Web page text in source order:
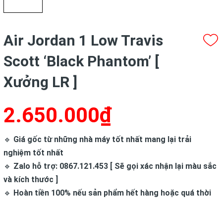
Air Jordan 1 Low Travis
Scott ‘Black Phantom’ [
Xưởng LR ]
2.650.000₫
🔹 Giá gốc từ những nhà máy tốt nhất mang lại trải
nghiệm tốt nhất
🔹 Zalo hỗ trợ: 0867.121.453 [ Sẽ gọi xác nhận lại màu sắc
và kích thước ]
🔹 Hoàn tiền 100% nếu sản phẩm hết hàng hoặc quá thời